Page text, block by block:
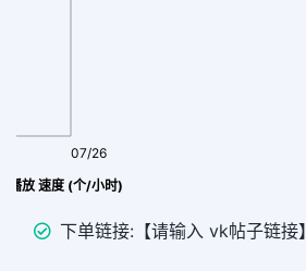
view播放 速度 (个/小时)
07/26
下单链接:【请输入 vk帖子链接】